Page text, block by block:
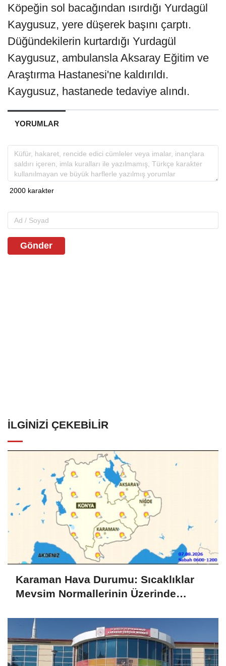
Köpeğin sol bacağından ısırdığı Yurdagül
Kaygusuz, yere düşerek başını çarptı.
Düğündekilerin kurtardığı Yurdagül
Kaygusuz, ambulansla Aksaray Eğitim ve
Araştırma Hastanesi'ne kaldırıldı.
Kaygusuz, hastanede tedaviye alındı.
YORUMLAR
Gönder
İLGINIZI ÇEKEBILIR
Karaman Hava Durumu: Sıcaklıklar
Mevsim Normallerinin Üzerinde